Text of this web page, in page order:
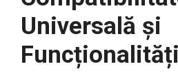
Universală și